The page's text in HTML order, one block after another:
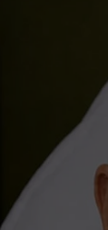
promosi
terpilih di